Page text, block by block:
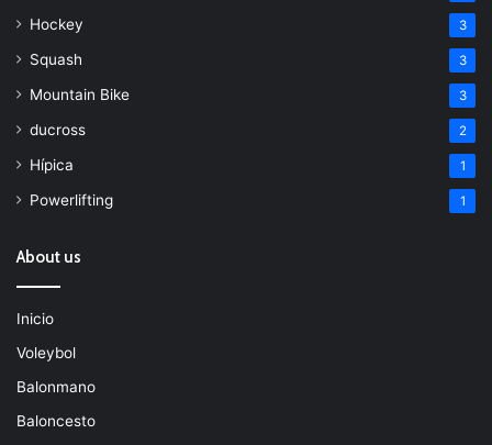
Hockey 3
Squash 3
Mountain Bike 3
ducross 2
Hípica 1
Powerlifting 1
About us
Inicio
Voleybol
Balonmano
Baloncesto